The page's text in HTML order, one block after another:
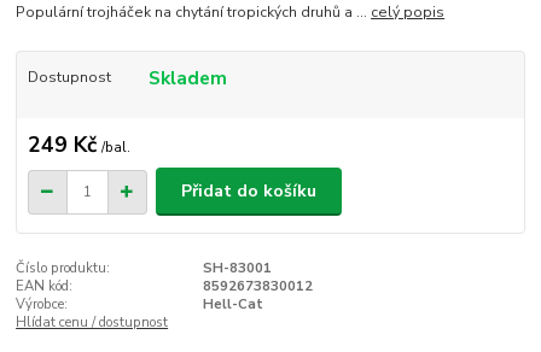
Populární trojháček na chytání tropických druhů a ... celý popis
Dostupnost Skladem
249 Kč /bal.
Přidat do košíku
Číslo produktu:
SH-83001
EAN kód:
8592673830012
Výrobce:
Hell-Cat
Hlídat cenu / dostupnost